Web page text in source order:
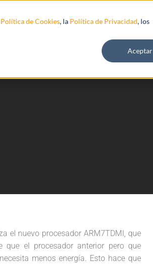
Política de Cookies, la Política de Privacidad, los
Aceptar
el nuevo procesador ARM7TDMI, que
que el procesador anterior pero que
menos energía. Esto hace que